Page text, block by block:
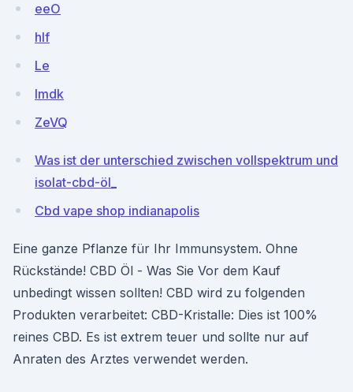
eeO
hlf
Le
Imdk
ZeVQ
Was ist der unterschied zwischen vollspektrum und
isolat-cbd-öl_
Cbd vape shop indianapolis
Eine ganze Pflanze für Ihr Immunsystem. Ohne
Rückstände! CBD Öl - Was Sie Vor dem Kauf
unbedingt wissen sollten! CBD wird zu folgenden
Produkten verarbeitet: CBD-Kristalle: Dies ist 100%
reines CBD. Es ist extrem teuer und sollte nur auf
Anraten des Arztes verwendet werden.